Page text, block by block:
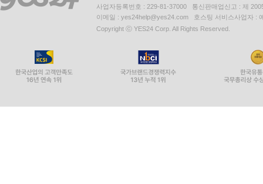
사업자등록번호 : 229-81-37000 통신판매업신고 : 제
이메일 : yes24help@yes24.com 호스팅 서비스사업자 :
Copyright ⓒ YES24 Corp. All Rights Reserved.